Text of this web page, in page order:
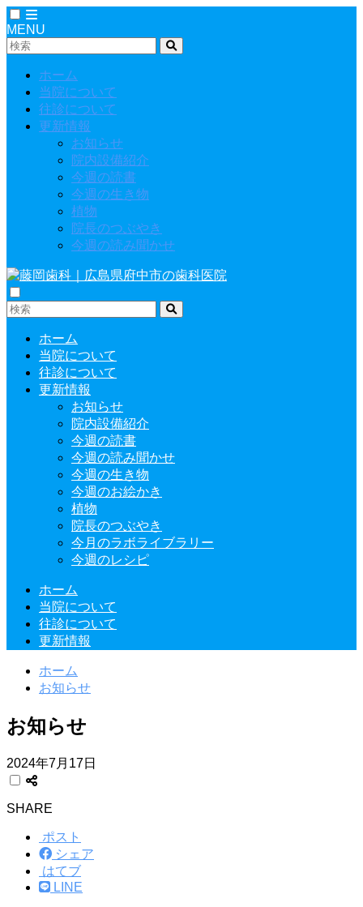
MENU
ホーム
当院について
往診について
更新情報
お知らせ
院内設備紹介
今週の読書
今週の生き物
植物
院長のつぶやき
今週の読み聞かせ
ホーム
当院について
往診について
更新情報
お知らせ
院内設備紹介
今週の読書
今週の読み聞かせ
今週の生き物
今週のお絵かき
植物
院長のつぶやき
今月のラボライブラリー
今週のレシピ
ホーム
当院について
往診について
更新情報
ホーム
お知らせ
お知らせ
2024年7月17日
SHARE
ポスト
シェア
はてブ
LINE